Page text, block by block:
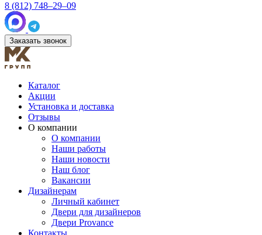
8 (812) 748–29–09
Заказать звонок
Каталог
Акции
Установка и доставка
Отзывы
О компании
О компании
Наши работы
Наши новости
Наш блог
Вакансии
Дизайнерам
Личный кабинет
Двери для дизайнеров
Двери Provance
Контакты